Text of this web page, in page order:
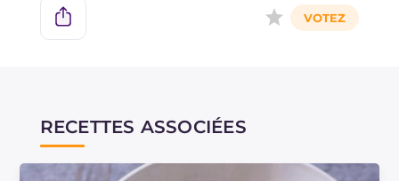
RECETTES ASSOCIÉES